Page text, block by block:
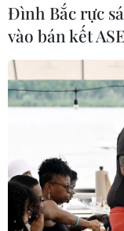
Đình Bắc rực
vào bán kết